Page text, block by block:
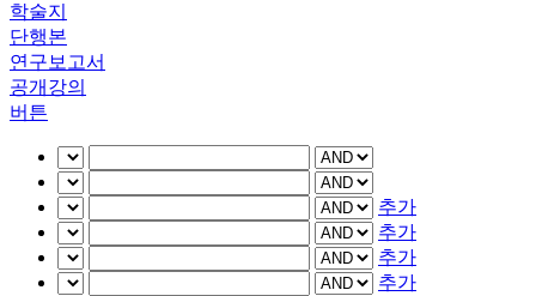
학술지
단행본
연구보고서
공개강의
버튼
추가
추가
추가
추가